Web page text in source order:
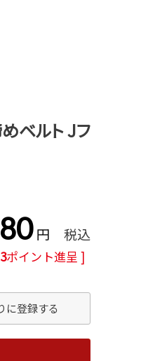
ベルト Jフ
税込
ポイント進呈 ]
に登録する